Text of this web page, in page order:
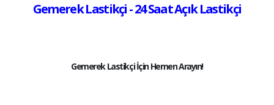
Gemerek Lastikçi - 24 Saat Açık Lastikçi
Gemerek Lastikçi İçin Hemen Arayın!